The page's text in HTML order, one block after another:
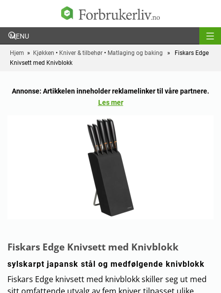
Hjem » Kjøkken • Kniver & tilbehør • Matlaging og baking » Fiskars Edge
Knivsett med Knivblokk
Annonse: Artikkelen inneholder reklamelinker til våre partnere.
Les mer
Fiskars Edge Knivsett med Knivblokk
sylskarpt japansk stål og medfølgende knivblokk
Fiskars Edge knivsett med knivblokk skiller seg ut med